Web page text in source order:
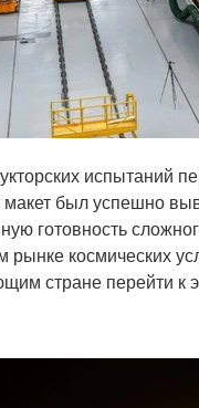
испытаний
был успешно
готовность
рынке космических
стране перейти к